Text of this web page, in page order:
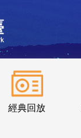
經典回放